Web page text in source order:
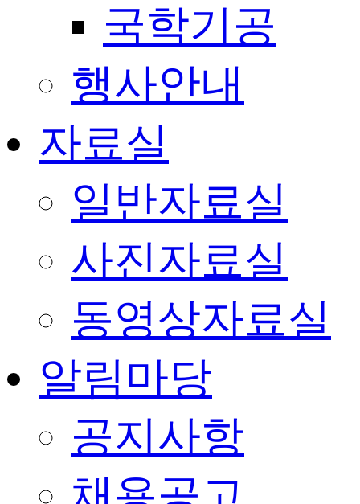
국학기공
행사안내
자료실
일반자료실
사진자료실
동영상자료실
알림마당
공지사항